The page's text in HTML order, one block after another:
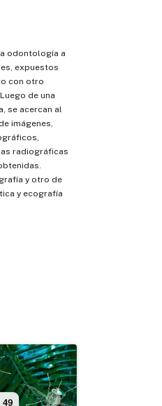
odontología a
expuestos
con otro
de una
se acercan al
imágenes,
radiográficas
y otro de
y ecografía